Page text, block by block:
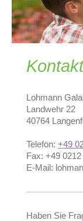
Kontakt
Lohmann
Landwehr 22
40764
Telefon: +49
Fax: +49
E-Mail:
Haben Sie